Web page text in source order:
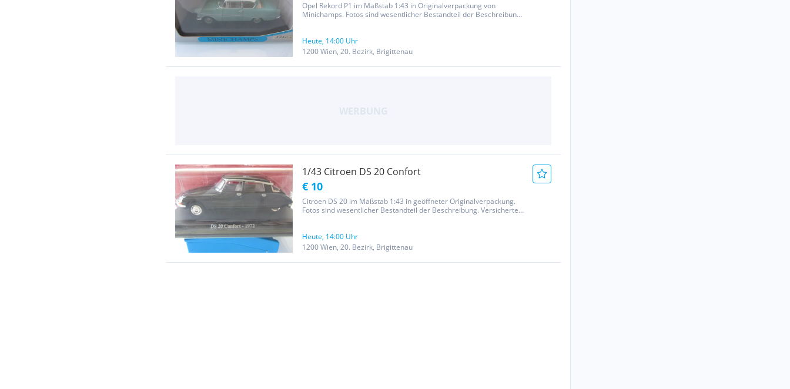
Opel Rekord P1 im Maßstab 1:43 in Originalverpackung von
Minichamps. Fotos sind wesentlicher Bestandteil der Beschreibung.
Heute, 14:00 Uhr
1200 Wien, 20. Bezirk, Brigittenau
1/43 Citroen DS 20 Confort
€ 10
Citroen DS 20 im Maßstab 1:43 in geöffneter Originalverpackung.
Fotos sind wesentlicher Bestandteil der Beschreibung. Versicherter
Heute, 14:00 Uhr
1200 Wien, 20. Bezirk, Brigittenau